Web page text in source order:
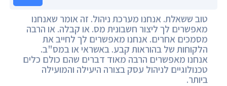
טוב ששאלת. אנחנו מערכת ניהול. זה אומר שאנחנו
מאפשרים לך ליצור חשבונית מס. או קבלה. או הרבה
מסמכים אחרים. אנחנו מאפשרים לך לחייב את
הלקוחות של בהוראות קבע. באשראי או במס"ב.
אנחנו מאפשרים הרבה מאוד דברים שהם כולם כלים
טכנולוגיים לניהול עסק בצורה היעילה והמועילה
ביותר.